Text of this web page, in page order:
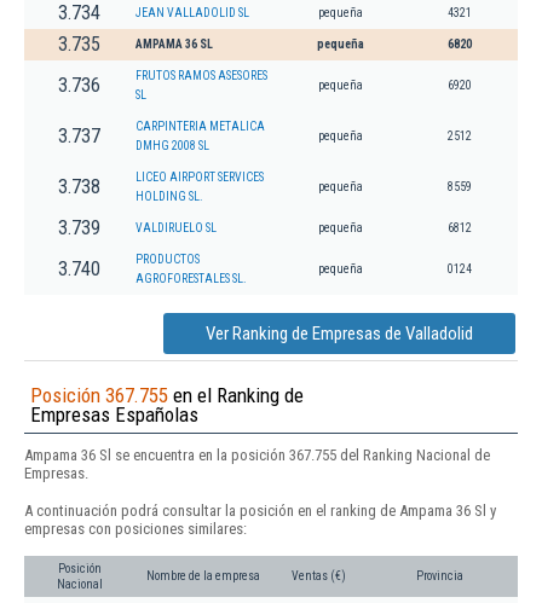
3.734 JEAN VALLADOLID SL pequeña 4321
3.735 AMPAMA 36 SL pequeña 6820
3.736
FRUTOS RAMOS ASESORES
SL
pequeña 6920
3.737
CARPINTERIA METALICA
DMHG 2008 SL
pequeña 2512
3.738
LICEO AIRPORT SERVICES
HOLDING SL.
pequeña 8559
3.739 VALDIRUELO SL pequeña 6812
3.740
PRODUCTOS
AGROFORESTALES SL.
pequeña 0124
Ver Ranking de Empresas de Valladolid
Posición 367.755 en el Ranking de
Empresas Españolas
Ampama 36 Sl se encuentra en la posición 367.755 del Ranking Nacional de
Empresas.
A continuación podrá consultar la posición en el ranking de Ampama 36 Sl y
empresas con posiciones similares:
Posición
Nacional
Nombre de la empresa Ventas (€) Provincia